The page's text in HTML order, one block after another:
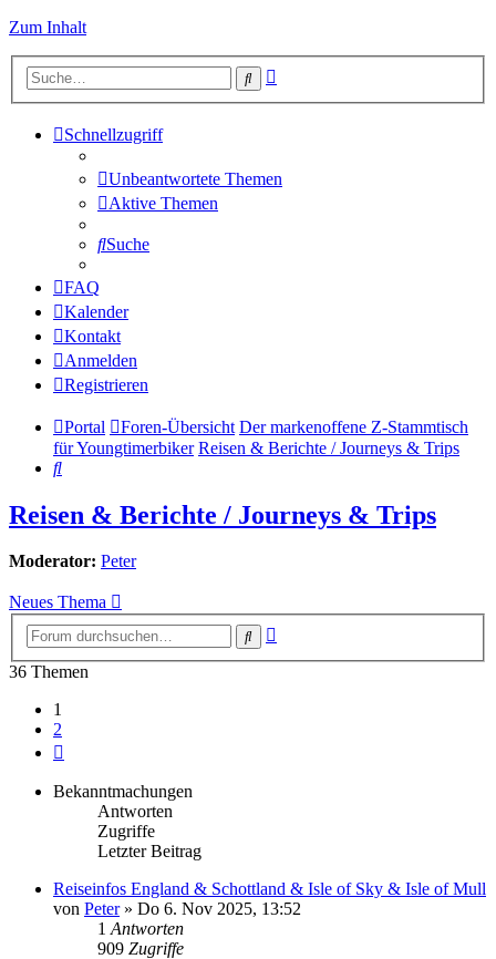
Zum Inhalt
Suche
Schnellzugriff
Unbeantwortete Themen
Aktive Themen
Suche
FAQ
Kalender
Kontakt
Anmelden
Registrieren
Portal Foren-Übersicht Der markenoffene Z-Stammtisch
für Youngtimerbiker Reisen & Berichte / Journeys & Trips
Suche
Reisen & Berichte / Journeys & Trips
Moderator: Peter
Neues Thema
Suche
36 Themen
1
2
Bekanntmachungen
Antworten
Zugriffe
Letzter Beitrag
Reiseinfos England & Schottland & Isle of Sky & Isle of Mull
von Peter» Do 6. Nov 2025, 13:52
1 Antworten
909 Zugriffe